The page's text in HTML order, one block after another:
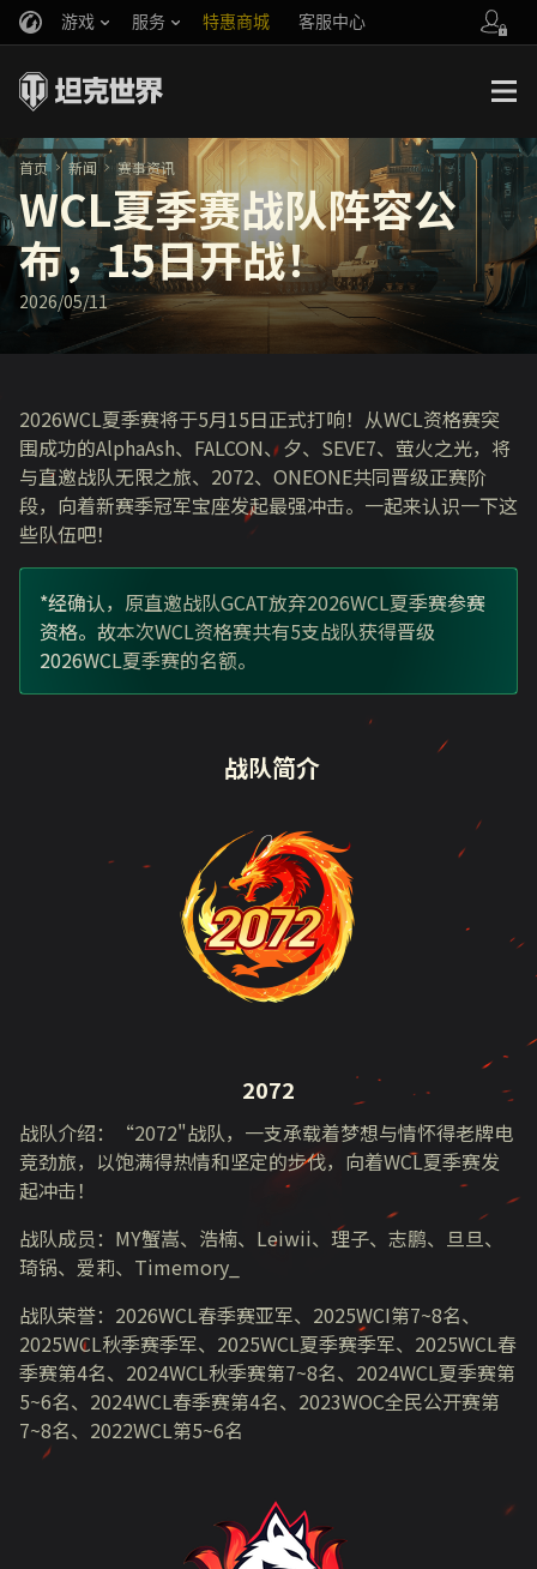
游戏 服务 特惠商城 客服中心
你好，吾久
万圣节
《以战止战》
官方自媒体
首页 新闻 赛事资讯
WCL夏季赛战队阵容公
布，15日开战！
2026/05/11
2026WCL夏季赛将于5月15日正式打响！从WCL资格赛突
围成功的AlphaAsh、 FALCON、夕、 SEVE7、萤火之光，将
与直邀战队无限之旅、 2072、 ONEONE共同晋级正赛阶
段，向着新赛季冠军宝座发起最强冲击。一起来认识一下这
些队伍吧！
*经确认，原直邀战队GCAT放弃2026WCL夏季赛参赛
资格。故本次WCL资格赛共有5支战队获得晋级
2026WCL夏季赛的名额。
战队简介
2072
战队介绍：“2072"战队，一支承载着梦想与情怀得老牌电
竞劲旅，以饱满得热情和坚定的步伐，向着WCL夏季赛发
起冲击！
战队成员： MY蟹嵩、浩楠、 Leiwii、理子、志鹏、旦旦、
琦锅、爱莉、 Timemory_
战队荣誉： 2026WCL春季赛亚军、 2025WCI第7~8名、
2025WCL秋季赛季军、 2025WCL夏季赛季军、 2025WCL春
季赛第4名、 2024WCL秋季赛第7~8名、 2024WCL夏季赛第
5~6名、 2024WCL春季赛第4名、 2023WOC全民公开赛第
7~8名、 2022WCL第5~6名